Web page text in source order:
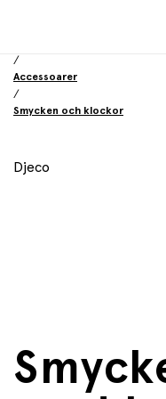
/
Accessoarer
/
Smycken och klockor
Djeco